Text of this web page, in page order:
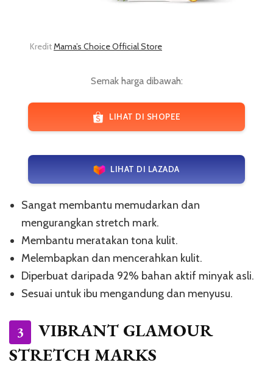
KreditMama’s Choice Official Store
Semak harga dibawah:
LIHAT DI SHOPEE
LIHAT DI LAZADA
Sangat membantu memudarkan dan
mengurangkan stretch mark.
Membantu meratakan tona kulit.
Melembapkan dan mencerahkan kulit.
Diperbuat daripada 92% bahan aktif minyak asli.
Sesuai untuk ibu mengandung dan menyusu.
3
VIBRANT GLAMOUR
STRETCH MARKS